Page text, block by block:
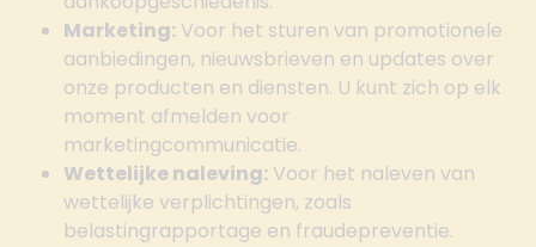
Marketing: Voor het sturen van promotionele
aanbiedingen, nieuwsbrieven en updates over
onze producten en diensten. U kunt zich op elk
moment afmelden voor
marketingcommunicatie.
Wettelijke naleving: Voor het naleven van
wettelijke verplichtingen, zoals
belastingrapportage en fraudepreventie.